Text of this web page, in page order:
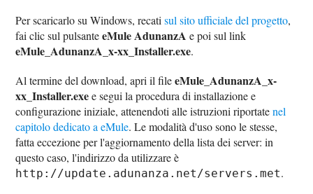
Per scaricarlo su Windows, recatisul sito ufficiale del progetto,
fai clic sul pulsanteeMule AdunanzA e poi sul link
eMule_AdunanzA_x-xx_Installer.exe.
Al termine del download, apri il fileeMule_AdunanzA_x-
xx_Installer.exee segui la procedura di installazione e
configurazione iniziale, attenendoti alle istruzioni riportatenel
capitolo dedicato a eMule. Le modalità d'uso sono le stesse,
fatta eccezione per l'aggiornamento della lista dei server: in
questo caso, l'indirizzo da utilizzare è
http://update.adunanza.net/servers.met.